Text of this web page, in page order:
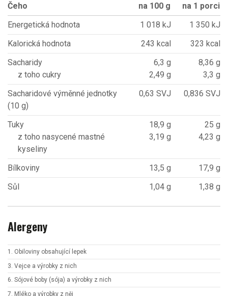
Čeho na 100 g
na 1 porci
Energetická hodnota
1 018 kJ
1 350 kJ
Kalorická hodnota
243 kcal
323 kcal
Sacharidy
z toho cukry
6,3 g
2,49 g
8,36 g
3,3 g
Sacharidové výměnné jednotky
(10 g)
0,63 SVJ 0,836 SVJ
Tuky
z toho nasycené mastné
kyseliny
18,9 g
3,19 g
25 g
4,23 g
Bílkoviny 13,5 g
17,9 g
Sůl
1,04 g 1,38 g
Alergeny
1. Obiloviny obsahující lepek
3. Vejce a výrobky z nich
6. Sójové boby (sója) a výrobky z nich
7. Mléko a výrobky z něj